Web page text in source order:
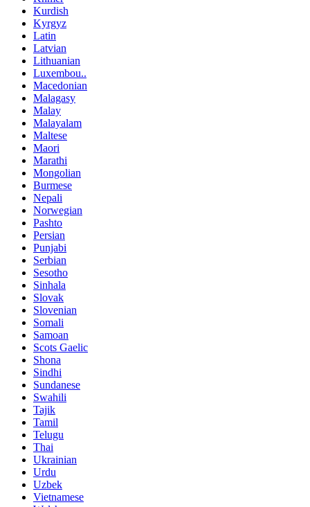
Kurdish
Kyrgyz
Latin
Latvian
Lithuanian
Luxembou..
Macedonian
Malagasy
Malay
Malayalam
Maltese
Maori
Marathi
Mongolian
Burmese
Nepali
Norwegian
Pashto
Persian
Punjabi
Serbian
Sesotho
Sinhala
Slovak
Slovenian
Somali
Samoan
Scots Gaelic
Shona
Sindhi
Sundanese
Swahili
Tajik
Tamil
Telugu
Thai
Ukrainian
Urdu
Uzbek
Vietnamese